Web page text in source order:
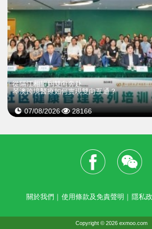
從隔江相望到雙向奔赴
琴澳跨境醫療如何實現雙向互通？
07/08/2026 28166
關於我們 ｜ 使用條款及免責聲明 ｜ 隱私
Copyright © 2026 exmoo.com